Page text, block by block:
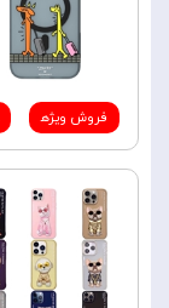
فروش ویژه